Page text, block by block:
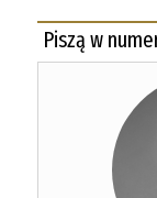
Piszą w